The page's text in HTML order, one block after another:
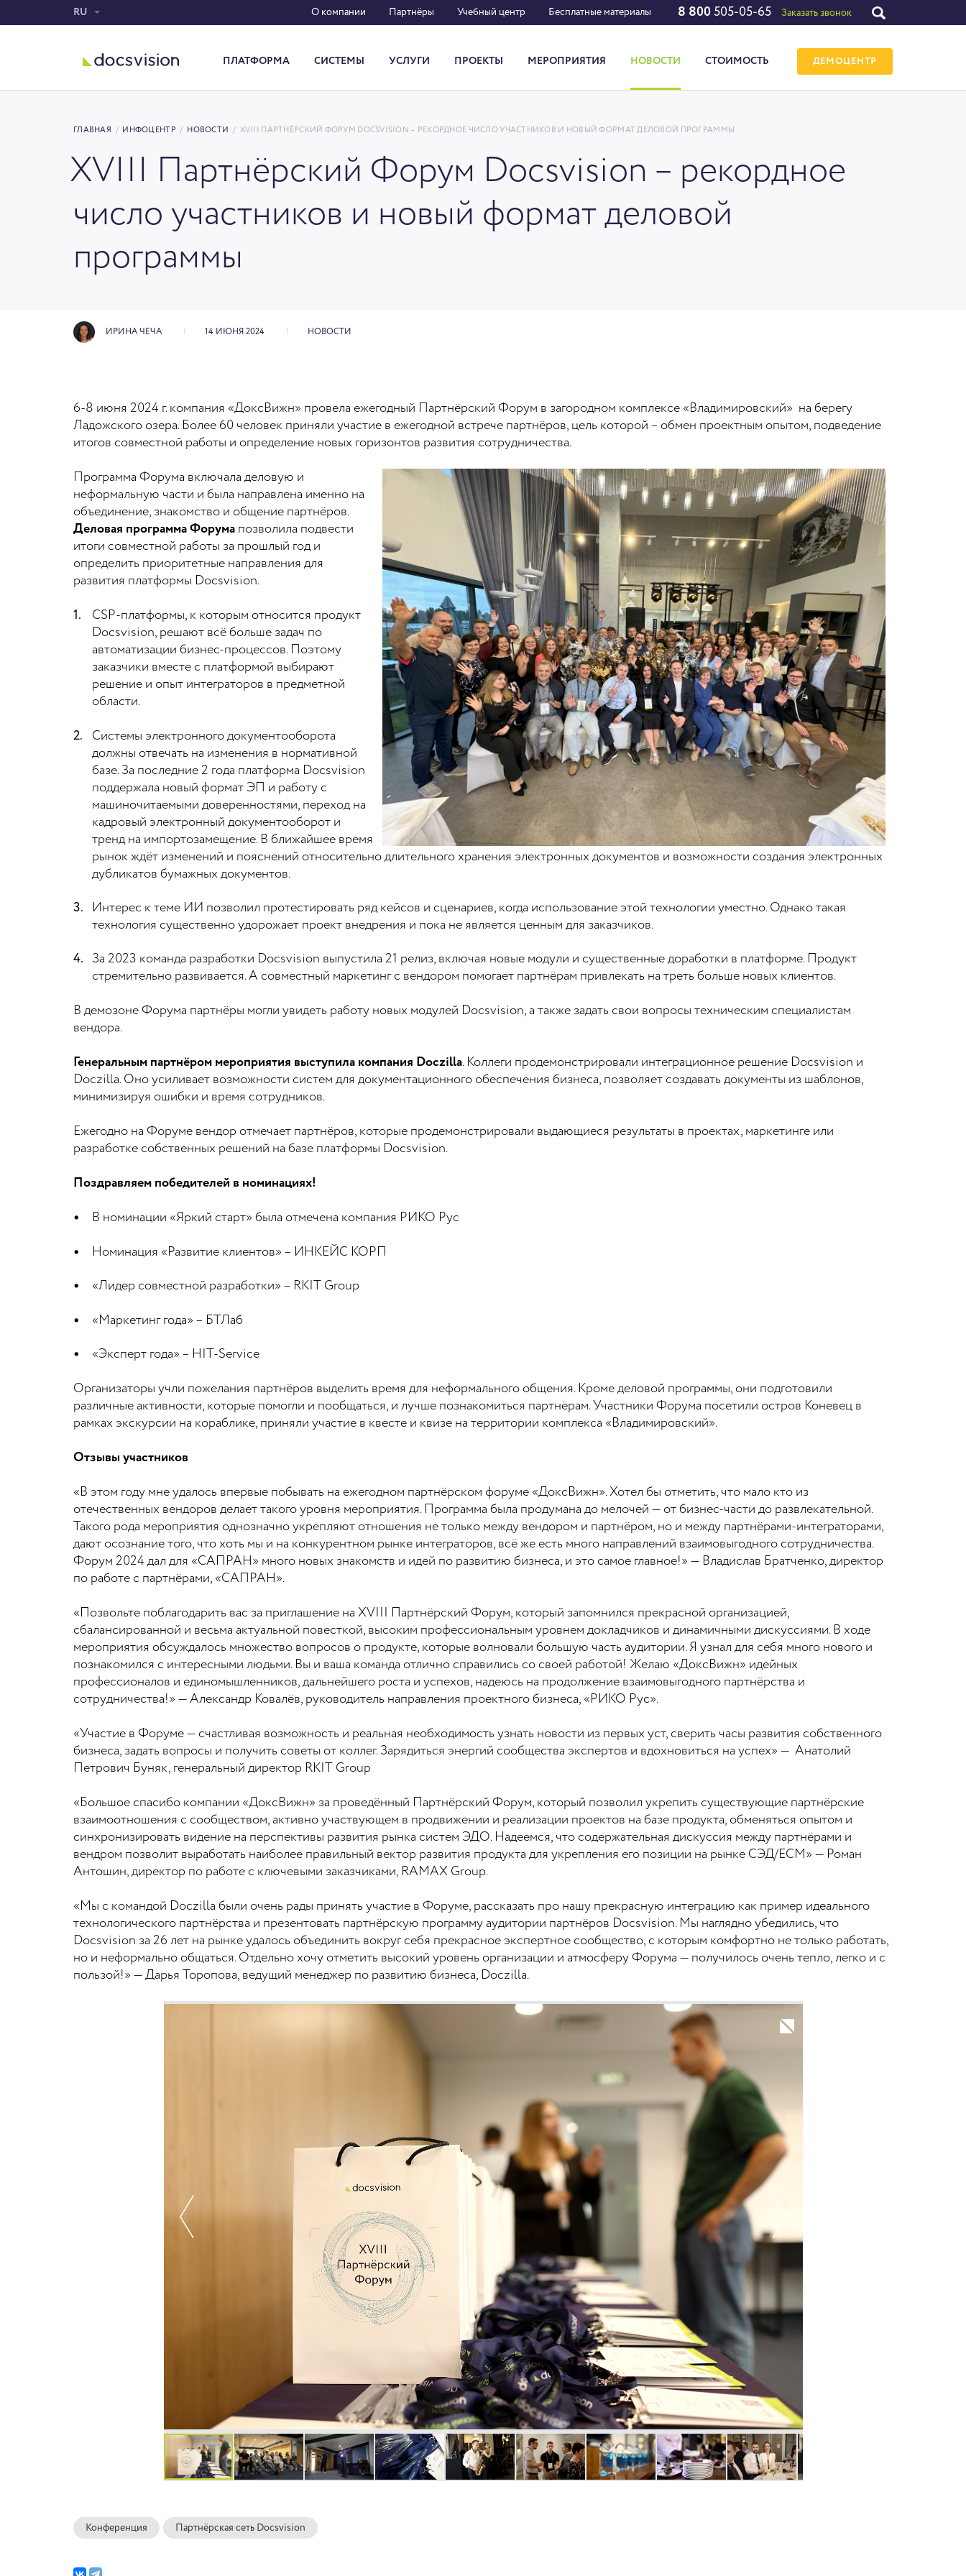
RU О компании Партнёры Учебный центр Бесплатные материалы 8 800 505-05-65 Заказать звонок
ПЛАТФОРМА СИСТЕМЫ УСЛУГИ ПРОЕКТЫ МЕРОПРИЯТИЯ НОВОСТИ СТОИМОСТЬ ДЕМОЦЕНТР
ГЛАВНАЯ / ИНФОЦЕНТР / НОВОСТИ / XVIII ПАРТНЁРСКИЙ ФОРУМ DOCSVISION – РЕКОРДНОЕ ЧИСЛО УЧАСТНИКОВ И НОВЫЙ ФОРМАТ ДЕЛОВОЙ ПРОГРАММЫ
XVIII Партнёрский Форум Docsvision – рекордное
число участников и новый формат деловой
программы
ИРИНА ЧЕЧА 14 ИЮНЯ 2024 НОВОСТИ
6-8 июня 2024 г. компания «ДоксВижн» провела ежегодный Партнёрский Форум в загородном комплексе «Владимировский» на берегу
Ладожского озера. Более 60 человек приняли участие в ежегодной встрече партнёров, цель которой – обмен проектным опытом, подведение
итогов совместной работы и определение новых горизонтов развития сотрудничества.
Программа Форума включала деловую и
неформальную части и была направлена именно на
объединение, знакомство и общение партнёров.
Деловая программа Форума позволила подвести
итоги совместной работы за прошлый год и
определить приоритетные направления для
развития платформы Docsvision.
CSP-платформы, к которым относится продукт
Docsvision, решают всё больше задач по
автоматизации бизнес-процессов. Поэтому
заказчики вместе с платформой выбирают
решение и опыт интеграторов в предметной
области.
Системы электронного документооборота
должны отвечать на изменения в нормативной
базе. За последние 2 года платформа Docsvision
поддержала новый формат ЭП и работу с
машиночитаемыми доверенностями, переход на
кадровый электронный документооборот и
тренд на импортозамещение. В ближайшее время
рынок ждёт изменений и пояснений относительно длительного хранения электронных документов и возможности создания электронных
дубликатов бумажных документов.
Интерес к теме ИИ позволил протестировать ряд кейсов и сценариев, когда использование этой технологии уместно. Однако такая
технология существенно удорожает проект внедрения и пока не является ценным для заказчиков.
За 2023 команда разработки Docsvision выпустила 21 релиз, включая новые модули и существенные доработки в платформе. Продукт
стремительно развивается. А совместный маркетинг с вендором помогает партнёрам привлекать на треть больше новых клиентов.
В демозоне Форума партнёры могли увидеть работу новых модулей Docsvision, а также задать свои вопросы техническим специалистам
вендора.
Генеральным партнёром мероприятия выступила компания Doczilla. Коллеги продемонстрировали интеграционное решение Docsvision и
Doczilla. Оно усиливает возможности систем для документационного обеспечения бизнеса, позволяет создавать документы из шаблонов,
минимизируя ошибки и время сотрудников.
Ежегодно на Форуме вендор отмечает партнёров, которые продемонстрировали выдающиеся результаты в проектах, маркетинге или
разработке собственных решений на базе платформы Docsvision.
Поздравляем победителей в номинациях!
В номинации «Яркий старт» была отмечена компания РИКО Рус
Номинация «Развитие клиентов» – ИНКЕЙС КОРП
«Лидер совместной разработки» – RKIT Group
«Маркетинг года» – БТЛаб
«Эксперт года» – HIT-Service
Организаторы учли пожелания партнёров выделить время для неформального общения. Кроме деловой программы, они подготовили
различные активности, которые помогли и пообщаться, и лучше познакомиться партнёрам. Участники Форума посетили остров Коневец в
рамках экскурсии на кораблике, приняли участие в квесте и квизе на территории комплекса «Владимировский».
Отзывы участников
«В этом году мне удалось впервые побывать на ежегодном партнёрском форуме «ДоксВижн». Хотел бы отметить, что мало кто из
отечественных вендоров делает такого уровня мероприятия. Программа была продумана до мелочей — от бизнес-части до развлекательной.
Такого рода мероприятия однозначно укрепляют отношения не только между вендором и партнёром, но и между партнёрами-интеграторами,
дают осознание того, что хоть мы и на конкурентном рынке интеграторов, всё же есть много направлений взаимовыгодного сотрудничества.
Форум 2024 дал для «САПРАН» много новых знакомств и идей по развитию бизнеса, и это самое главное!» — Владислав Братченко, директор
по работе с партнёрами, «САПРАН».
«Позвольте поблагодарить вас за приглашение на XVIII Партнёрский Форум, который запомнился прекрасной организацией,
сбалансированной и весьма актуальной повесткой, высоким профессиональным уровнем докладчиков и динамичными дискуссиями. В ходе
мероприятия обсуждалось множество вопросов о продукте, которые волновали большую часть аудитории. Я узнал для себя много нового и
познакомился с интересными людьми. Вы и ваша команда отлично справились со своей работой! Желаю «ДоксВижн» идейных
профессионалов и единомышленников, дальнейшего роста и успехов, надеюсь на продолжение взаимовыгодного партнёрства и
сотрудничества!» — Александр Ковалёв, руководитель направления проектного бизнеса, «РИКО Рус».
«Участие в Форуме — счастливая возможность и реальная необходимость узнать новости из первых уст, сверить часы развития собственного
бизнеса, задать вопросы и получить советы от коллег. Зарядиться энергий сообщества экспертов и вдохновиться на успех» — Анатолий
Петрович Буняк, генеральный директор RKIT Group
«Большое спасибо компании «ДоксВижн» за проведённый Партнёрский Форум, который позволил укрепить существующие партнёрские
взаимоотношения с сообществом, активно участвующем в продвижении и реализации проектов на базе продукта, обменяться опытом и
синхронизировать видение на перспективы развития рынка систем ЭДО. Надеемся, что содержательная дискуссия между партнёрами и
вендром позволит выработать наиболее правильный вектор развития продукта для укрепления его позиции на рынке СЭД/ECM» — Роман
Антошин, директор по работе с ключевыми заказчиками, RAMAX Group.
«Мы с командой Doczilla были очень рады принять участие в Форуме, рассказать про нашу прекрасную интеграцию как пример идеального
технологического партнёрства и презентовать партнёрскую программу аудитории партнёров Docsvision. Мы наглядно убедились, что
Docsvision за 26 лет на рынке удалось объединить вокруг себя прекрасное экспертное сообщество, с которым комфортно не только работать,
но и неформально общаться. Отдельно хочу отметить высокий уровень организации и атмосферу Форума — получилось очень тепло, легко и с
пользой!» — Дарья Торопова, ведущий менеджер по развитию бизнеса, Doczilla.
Конференция Партнёрская сеть Docsvision